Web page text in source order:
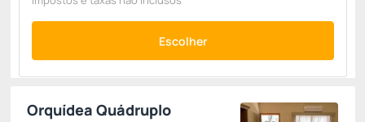
Escolher
Orquídea Quádruplo